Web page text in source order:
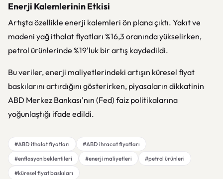
Enerji Kalemlerinin Etkisi
Artışta özellikle enerji kalemleri ön plana çıktı. Yakıt ve
madeni yağ ithalat fiyatları %16,3 oranında yükselirken,
petrol ürünlerinde %19'luk bir artış kaydedildi.
Bu veriler, enerji maliyetlerindeki artışın küresel fiyat
baskılarını artırdığını gösterirken, piyasaların dikkatinin
ABD Merkez Bankası'nın (Fed) faiz politikalarına
yoğunlaştığı ifade edildi.
#ABD ithalat fiyatları
#ABD ihracat fiyatları
#enflasyon beklentileri
#enerji maliyetleri
#petrol ürünleri
#küresel fiyat baskıları